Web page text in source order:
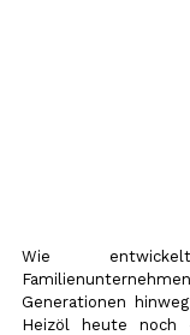
Wie
Generationen
Heizöl heute